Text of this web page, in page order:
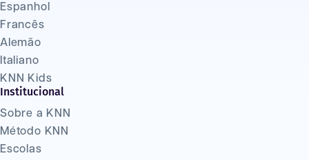
Espanhol
Francês
Alemão
Italiano
KNN Kids
Institucional
Sobre a KNN
Método KNN
Escolas